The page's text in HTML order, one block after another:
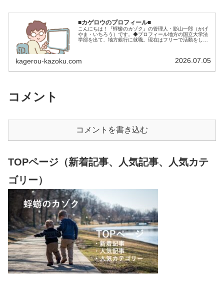
■カゲロウのプロフィール■
こんにちは！『蜉蝣のカゾク』の管理人・影山一郎（かげ
やま・いちろう）です。◆プロフィール地方の国立大学法
学部を出て、地方銀行に就職。現在はフリーで活動をして
kagerou-kazoku.com 2026.07.05
コメント
コメントを書き込む
TOPページ（新着記事、人気記事、人気カテ
ゴリー）